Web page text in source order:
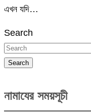
এখন যদি…
Search
Search
নামাযের সময়সূচী